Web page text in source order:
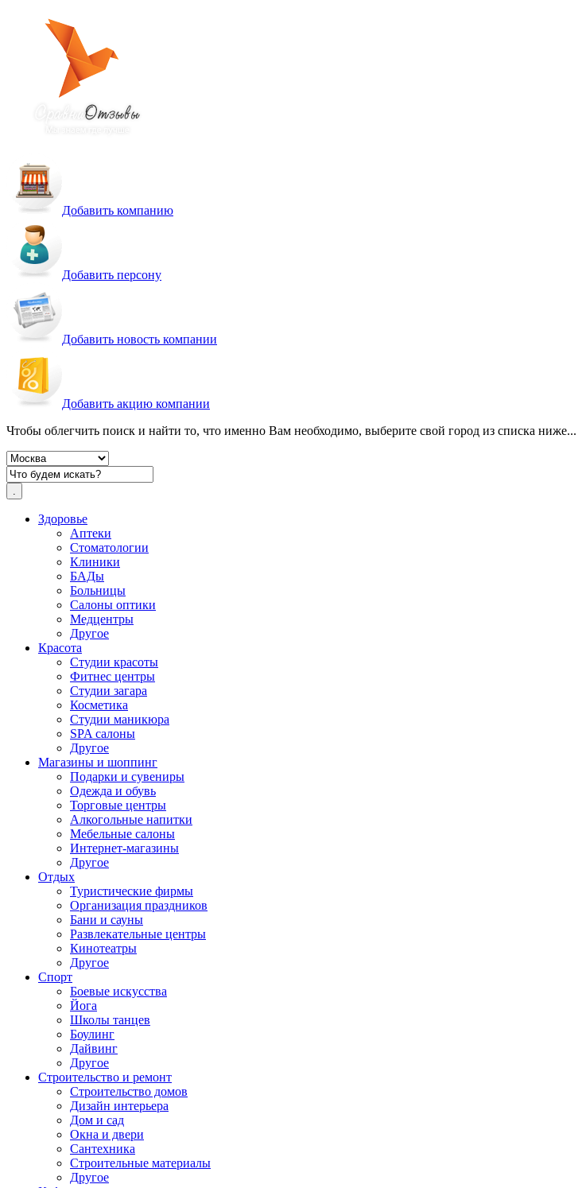
Добавить компанию
Добавить персону
Добавить новость компании
Добавить акцию компании
Чтобы облегчить поиск и найти то, что именно Вам необходимо, выберите свой город из списка ниже...
Здоровье
Аптеки
Стоматологии
Клиники
БАДы
Больницы
Салоны оптики
Медцентры
Другое
Красота
Студии красоты
Фитнес центры
Студии загара
Косметика
Студии маникюра
SPA салоны
Другое
Магазины и шоппинг
Подарки и сувениры
Одежда и обувь
Торговые центры
Алкогольные напитки
Мебельные салоны
Интернет-магазины
Другое
Отдых
Туристические фирмы
Организация праздников
Бани и сауны
Развлекательные центры
Кинотеатры
Другое
Спорт
Боевые искусства
Йога
Школы танцев
Боулинг
Дайвинг
Другое
Строительство и ремонт
Строительство домов
Дизайн интерьера
Дом и сад
Окна и двери
Сантехника
Строительные материалы
Другое